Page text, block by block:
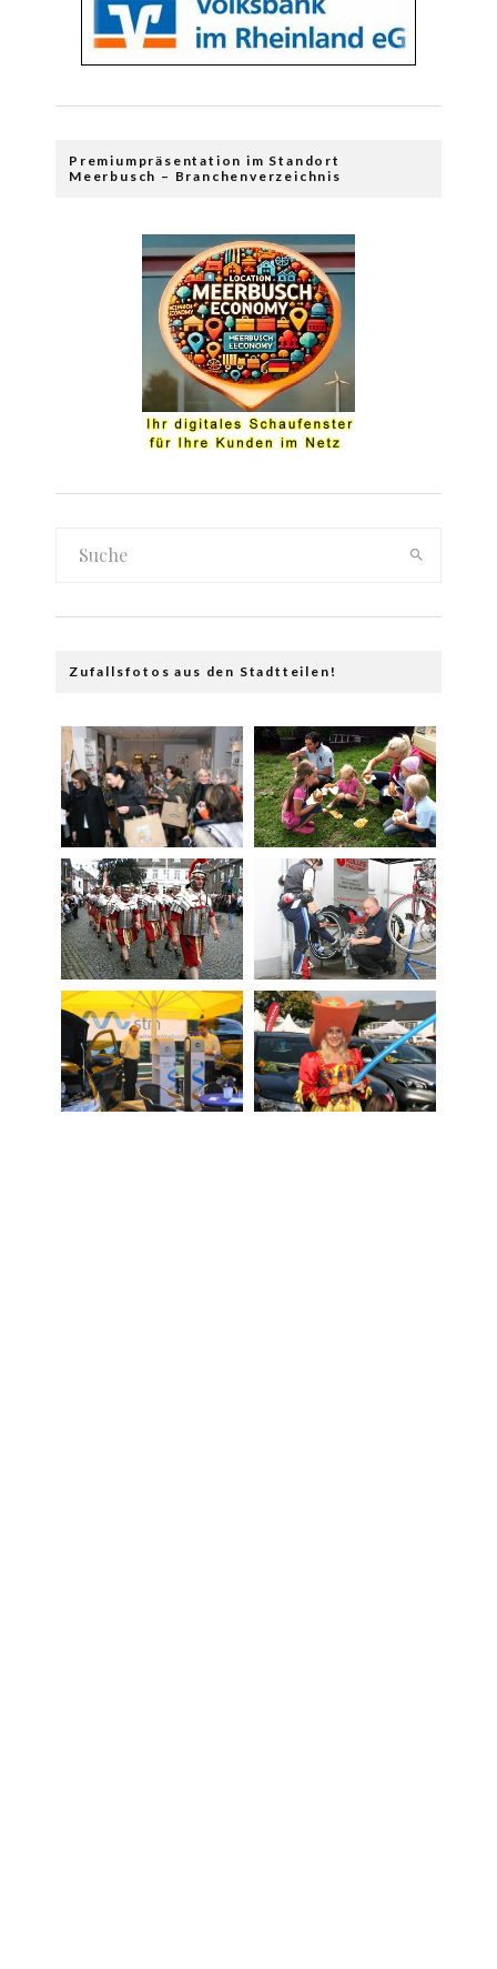
Premiumpräsentation im Standort
Meerbusch – Branchenverzeichnis
Zufallsfotos aus den Stadtteilen!